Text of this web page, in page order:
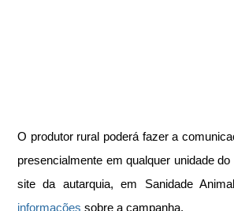
O produtor rural poderá fazer a
presencialmente em qualquer unidade
site da autarquia, em Sanidade
informações sobre a campanha.